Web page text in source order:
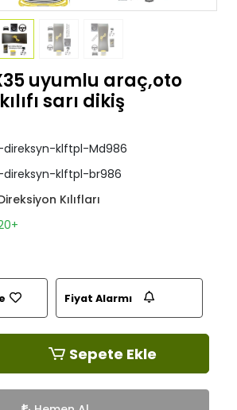
uyumlu araç,oto
sarı dikiş
direksyn-klftpl-Md986
direksyn-klftpl-br986
Kılıfları
Fiyat Alarmı
Sepete Ekle